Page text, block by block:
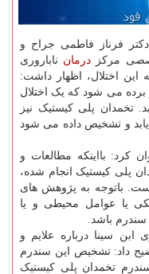
فرناز فاطمی جراح و
مرکز درمان ناباروری
این اختلال، اظهار داشت:
برده می شود که یک اختلال
تخمدان پلی کیستیک نیز
و تشخیص داده می شود
کرد: بااینکه مطالعات و
پلی کیستیک انجام شده،
باتوجه به پژوهش های
یا عوامل محیطی و یا
سندرم باشد.
سینا درباره علایم و
داد: تشخیص این سندرم
تخمدان پلی کیستیک